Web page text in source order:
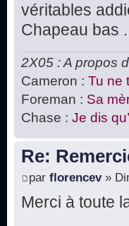
véritables
Chapeau bas
2X05 : A propos
Cameron : Tu ne
Foreman : Sa
Chase : Je dis
Re:
par florencev»
Merci à toute